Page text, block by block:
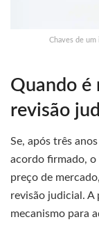
Chaves de
Quando é
revisão
Se, após três
acordo firmado, o
preço de
revisão judicial. A
mecanismo para